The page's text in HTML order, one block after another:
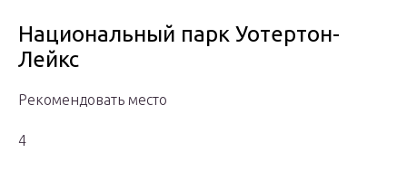
Национальный парк Уотертон-
Лейкс
Рекомендовать место
4